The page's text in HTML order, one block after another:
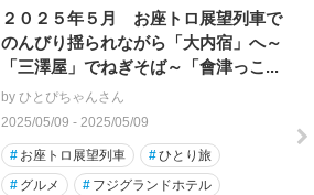
２０２５年５月 お座トロ展望列車で
のんびり揺られながら「大内宿」へ～
「三澤屋」でねぎそば～「會津っこ...
by ひとぴちゃんさん
2025/05/09 - 2025/05/09
# お座トロ展望列車 #ひとり旅
# グルメ # フジグランドホテル